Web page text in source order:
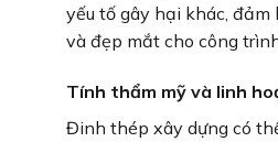
yếu tố gây hại khác,
và đẹp mắt cho công
Tính thẩm mỹ và linh
Đinh thép xây dựng có